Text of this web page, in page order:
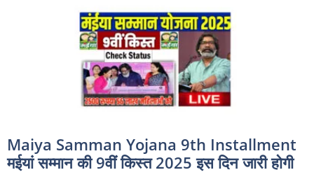
Maiya Samman Yojana 9th Installment
मईयां सम्मान की 9वीं किस्त 2025 इस दिन जारी होगी